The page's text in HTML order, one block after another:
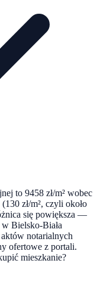
to 9458 zł/m² wobec
zł/m², czyli około
się powiększa —
Bielsko-Biała
notarialnych
ofertowe z portali.
mieszkanie?